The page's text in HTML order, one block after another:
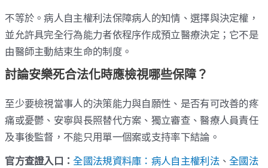
不等於。病人自主權利法保障病人的知情、選擇與決定權，
並允許具完全行為能力者依程序作成預立醫療決定；它不是
由醫師主動結束生命的制度。
討論安樂死合法化時應檢視哪些保障？
至少要檢視當事人的決策能力與自願性、是否有可改善的疼
痛或憂鬱、安寧與長照替代方案、獨立審查、醫療人員責任
及事後監督，不能只用單一個案或支持率下結論。
官方查證入口：全國法規資料庫：病人自主權利法、全國法